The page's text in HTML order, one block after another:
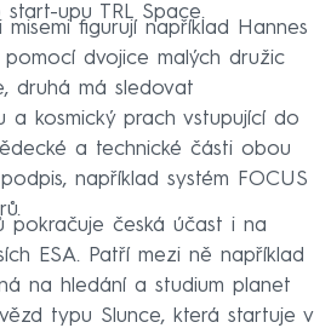
upu TRL Space.
misemi figurují například Hannes
pomocí dvojice malých družic
druhá má sledovat
a kosmický prach vstupující do
a technické části obou
například systém FOCUS
pokračuje česká účast i na
ESA. Patří mezi ně například
na hledání a studium planet
typu Slunce, která startuje v